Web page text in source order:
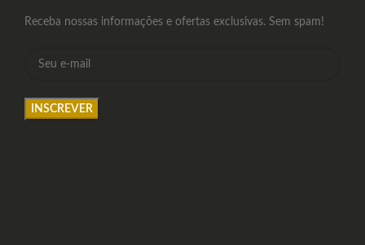
Receba nossas informações e ofertas exclusivas. Sem spam!